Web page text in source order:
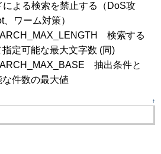
による検索を禁止する（DoS攻
ワーム対策）
検索する
定可能な最大文字数 (同)
抽出条件と
な件数の最大値
↑